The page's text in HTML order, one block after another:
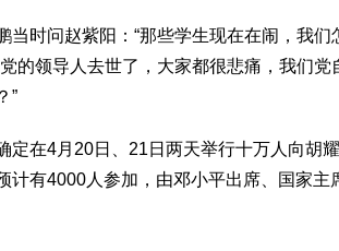
时问赵紫阳：“那些学生现在在闹，我们
的领导人去世了，大家都很悲痛，我们党
”
在4月20日、21日两天举行十万人向胡
有4000人参加，由邓小平出席、国家主